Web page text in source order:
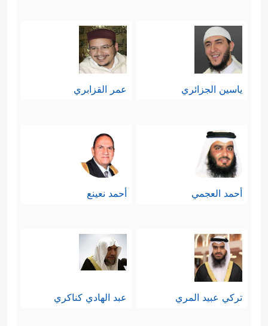
ياسين الجزائري عمر القزابري
أحمد العجمي أحمد نعينع
تركي عبيد المري عبد الهادي كناكري